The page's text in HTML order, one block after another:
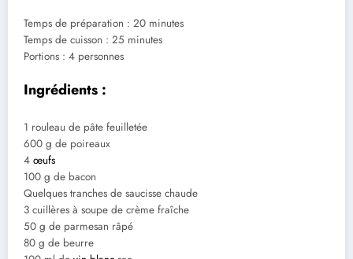
Temps de préparation : 20 minutes
Temps de cuisson : 25 minutes
Portions : 4 personnes
Ingrédients :
1 rouleau de pâte feuilletée
600 g de poireaux
4 œufs
100 g de bacon
Quelques tranches de saucisse chaude
3 cuillères à soupe de crème fraîche
50 g de parmesan râpé
80 g de beurre